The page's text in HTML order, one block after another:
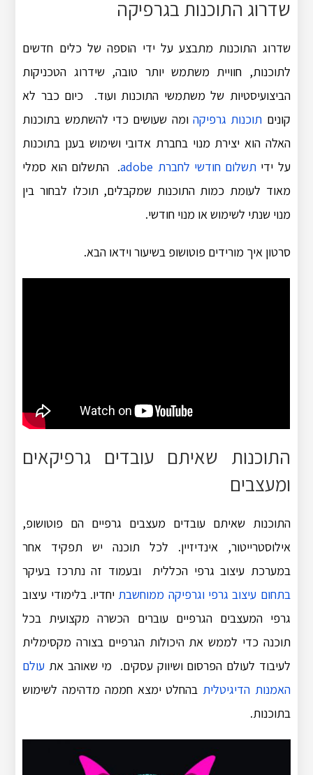
שדרוג התוכנות בגרפיקה
שדרוג התוכנות מתבצע על ידי הוספה של כלים חדשים
לתוכנות, חוויית משתמש יותר טובה, שידרוג הטכניקות
הביצועיסטיות של משתמשי התוכנות ועוד. כיום כבר לא
קונים תוכנות גרפיקה ומה שעושים כדי להשתמש בתוכנות
האלה הוא יצירת מנוי בחברת אדובי ושימוש בענן בתוכנות
על ידי תשלום חודשי לחברת adobe
. התשלום הוא סמלי
מאוד לעומת כמות התוכנות שמקבלים, תוכלו לבחור בין
מנוי שנתי לשימוש או מנוי חודשי.
סרטון איך מורידים פוטושופ בשיעור וידאו הבא.
התוכנות שאיתם עובדים גרפיקאים
ומעצבים
התוכנות שאיתם עובדים מעצבים גרפיים הם פוטושופ,
אילוסטרייטור, אינדיזיין. לכל תוכנה יש תפקיד אחר
במערכת עיצוב גרפי הכללית ובעמוד זה נתרכז בעיקר
בתחום עיצוב גרפי וגרפיקה ממוחשבת יחדיו. בלימודי עיצוב
גרפי המעצבים הגרפיים עוברים הכשרה מקצועית בכל
תוכנה כדי לממש את היכולות הגרפיים בצורה מקסימלית
לעיבוד לעולם הפרסום ושיווק עסקים. מי שאוהב את עולם
האמנות הדיגיטלית בהחלט ימצא חממה מדהימה לשימוש
בתוכנות.